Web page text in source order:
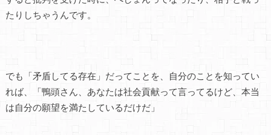
たりしちゃうんです。
でも「矛盾してる存在」だってことを、自分のことを知ってい
れば、「鴨頭さん、あなたは社会貢献って言ってるけど、本当
は自分の願望を満たしているだけだ」